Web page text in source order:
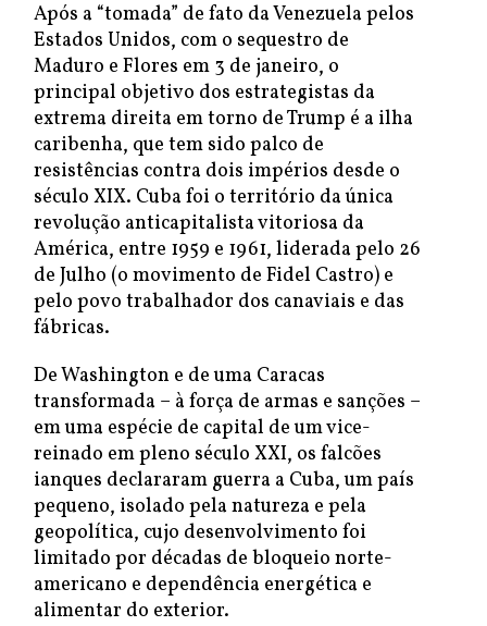
Após a “tomada” de fato da Venezuela pelos
Estados Unidos, com o sequestro de
Maduro e Flores em 3 de janeiro, o
principal objetivo dos estrategistas da
extrema direita em torno de Trump é a ilha
caribenha, que tem sido palco de
resistências contra dois impérios desde o
século XIX. Cuba foi o território da única
revolução anticapitalista vitoriosa da
América, entre 1959 e 1961, liderada pelo 26
de Julho (o movimento de Fidel Castro) e
pelo povo trabalhador dos canaviais e das
fábricas.
De Washington e de uma Caracas
transformada – à força de armas e sanções –
em uma espécie de capital de um vice-
reinado em pleno século XXI, os falcões
ianques declararam guerra a Cuba, um país
pequeno, isolado pela natureza e pela
geopolítica, cujo desenvolvimento foi
limitado por décadas de bloqueio norte-
americano e dependência energética e
alimentar do exterior.